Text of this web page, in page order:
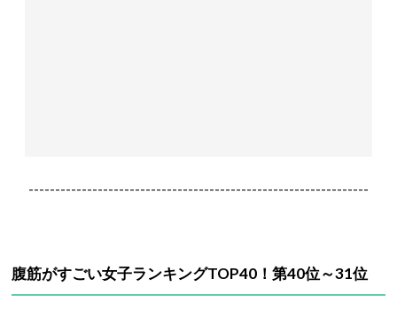
----------------------------------------------------------------
腹筋がすごい女子ランキングTOP40！第40位～31位